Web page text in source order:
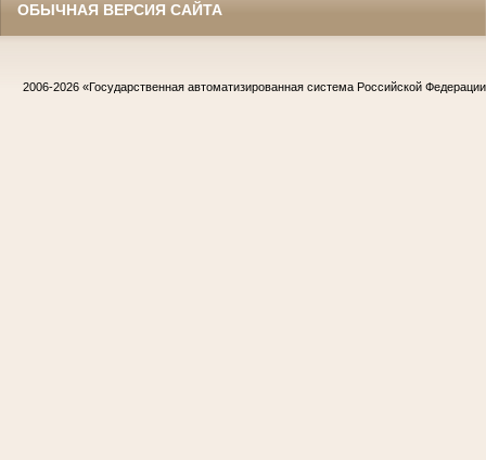
ОБЫЧНАЯ ВЕРСИЯ САЙТА
2006-2026 «Государственная автоматизированная система Российской